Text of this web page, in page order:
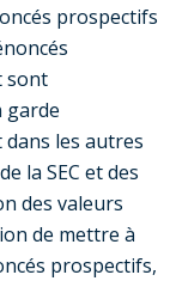
prospectifs
sont
garde
les autres
la SEC et des
des valeurs
de mettre à
prospectifs,